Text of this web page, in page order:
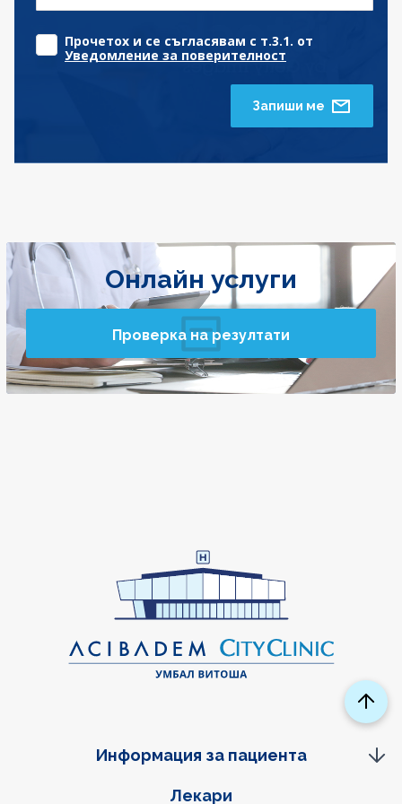
Прочетох и се съгласявам с т.3.1. от
Уведомление за поверителност
Запиши ме
Онлайн услуги
Проверка на резултати
Фуутер навигация
Лекари
Информация за пациента